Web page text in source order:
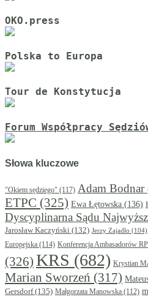
OKO.press
Polska to Europa
Tour de Konstytucja
Forum Współpracy
Słowa kluczowe
"Okiem sędziego" (117) Adam Bodnar
ETPC (325) Ewa Łętowska (136)
Dyscyplinarna Sądu
Jarosław Kaczyński (132) Jerzy Zajadło (104)
Europejska (114) Konferencja Ambasadorów RP
(326) KRS (682) Krystian
Marian Sworzeń (317)
Gersdorf(135) Małgorzata Manowska (112)